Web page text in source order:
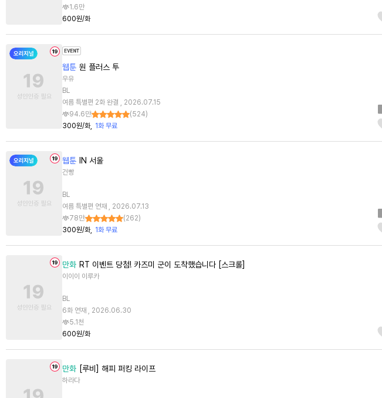
1.6만
600원/화
웹툰 원 플러스 투
우유
BL
여름 특별편 2화 완결 , 2026.07.15
94.6만
(524)
300원/화
1화 무료
웹툰 IN 서울
건빵
BL
여름 특별편 연재 , 2026.07.13
78만
(262)
300원/화
1화 무료
만화 RT 이벤트 당첨! 카즈미 군이 도착했습니다 [스크롤]
이이이 이루카
BL
6화 연재 , 2026.06.30
5.1천
600원/화
만화 [루비] 해피 퍼킹 라이프
하라다